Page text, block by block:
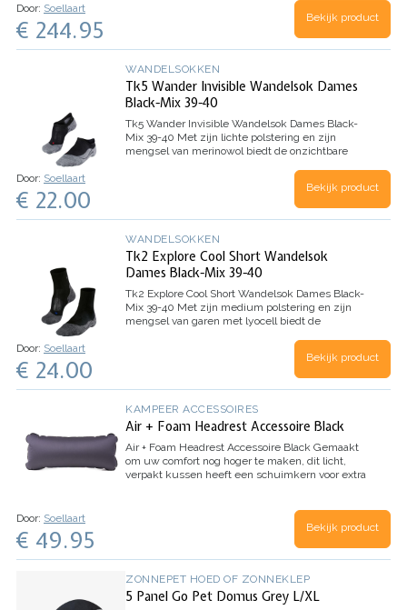
Door: Soellaart
€ 244.95 Bekijk product
WANDELSOKKEN
Tk5 Wander Invisible Wandelsok Dames
Black-Mix 39-40
Tk5 Wander Invisible Wandelsok Dames Black-
Mix 39-40 Met zijn lichte polstering en zijn
mengsel van merinowol biedt de onzichtbare
en een goede warmte-isolatie tijdens citytrips of
Door: Soellaart
€ 22.00 Bekijk product
WANDELSOKKEN
Tk2 Explore Cool Short Wandelsok
Dames Black-Mix 39-40
Tk2 Explore Cool Short Wandelsok Dames Black-
Mix 39-40 Met zijn medium polstering en zijn
mengsel van garen met lyocell biedt de
comfort en comfortabele ventilatie tijdens
Door: Soellaart
€ 24.00 Bekijk product
KAMPEER ACCESSOIRES
Air + Foam Headrest Accessoire Black
Air + Foam Headrest Accessoire Black Gemaakt
om uw comfort nog hoger te maken, dit licht,
verpakt kussen heeft een schuimkern voor extra
Door: Soellaart
€ 49.95 Bekijk product
ZONNEPET HOED OF ZONNEKLEP
5 Panel Go Pet Domus Grey L/XL